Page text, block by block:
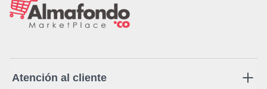
Atención al cliente